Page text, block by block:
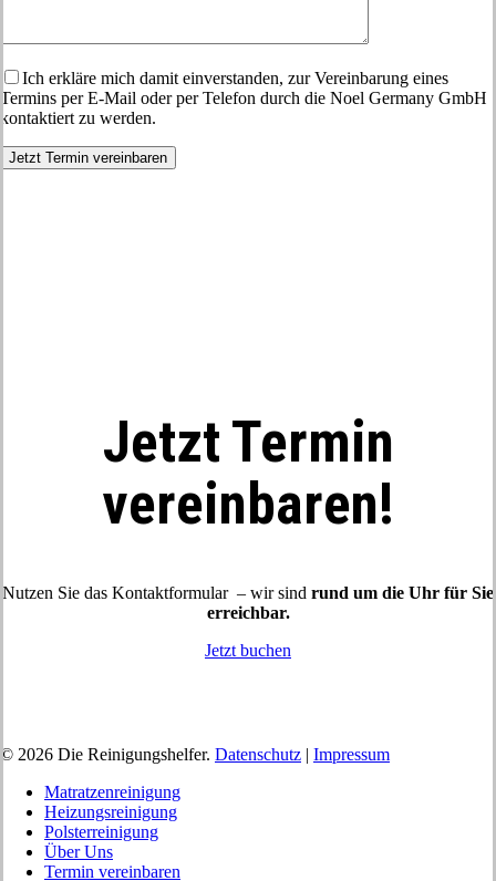
Ich erkläre mich damit einverstanden, zur Vereinbarung eines
Termins per E-Mail oder per Telefon durch die Noel Germany GmbH
kontaktiert zu werden.
Jetzt Termin
vereinbaren!
Nutzen Sie das Kontaktformular – wir sind rund um die Uhr für Sie
erreichbar.
Jetzt buchen
© 2026 Die Reinigungshelfer. Datenschutz | Impressum
Close
Menu
Matratzenreinigung
Heizungsreinigung
Polsterreinigung
Über Uns
Termin vereinbaren